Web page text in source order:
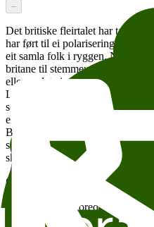
–
Det britiske fleirtalet har tala:
har ført til ei polarisering, og
eit samla folk i ryggen. No har
britane til stemmeurnene. Vil det
eller er det ein sjanse for
Labour i spissen, til å styrke sin
seg med eit House of Lords og
er ikkje kjent for dramatiske
Brexit. Kva for utvikling kan vi
samfunnet framover? Kva er
skotsk sjølvstende og for eit
Øivind Bratberg
er fyrstelektor
Universitetet i Oslo og har
politikk. I dette foredraget gir
samfunn, som no står framfor